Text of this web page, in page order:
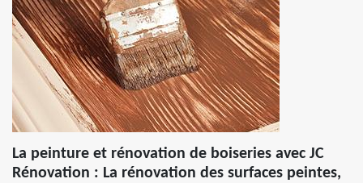
La peinture et rénovation de boiseries avec JC
Rénovation : La rénovation des surfaces peintes,